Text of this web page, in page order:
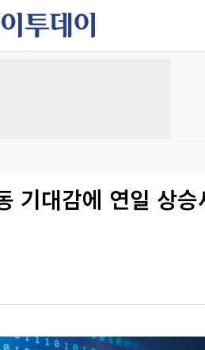
기대감에 연일 상승